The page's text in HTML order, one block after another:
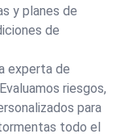
y planes de
de
experta de
riesgos,
para
todo el